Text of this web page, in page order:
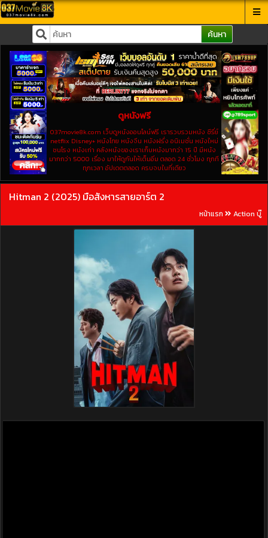
ค้นหา
ดูหนังฟรี
037movie8k.com เว็บดูหนังออนไลน์ฟรี เรารวบรวมหนัง ซีรี่ย์
netflix Disney+ หนังไทย หนังจีน หนังฝรั่ง อนิเมชั่น หนังใหม่
ชนโรง หนังเก่า คลังหนังของเราเก็บหนังมากว่า 15 ปี มีหนัง
มากกว่า 5000 เรื่อง มาให้ดูกันให้เต็มอิ่ม ตลอด 24 ชั่วโมง ทุกที
ทุกเวลา อัปเดตตลอด ครบจบในที่เดียว
Hitman 2 (2025) มือสังหารสายอาร์ต 2
หน้าแรก Action บู๊